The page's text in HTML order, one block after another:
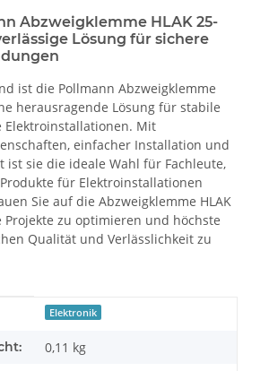
Abzweigklemme HLAK 25-
Lösung für sichere
ist die Pollmann Abzweigklemme
herausragende Lösung für stabile
Elektroinstallationen. Mit
einfacher Installation und
ist sie die ideale Wahl für Fachleute,
für Elektroinstallationen
Sie auf die Abzweigklemme HLAK
Projekte zu optimieren und höchste
Qualität und Verlässlichkeit zu
Elektronik
0,11 kg